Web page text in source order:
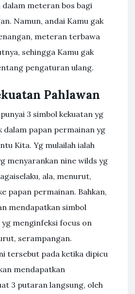
dalam meteran bos bagi
Namun, andai Kamu gak
meteran terbawa
sehingga Kamu gak
pengaturan ulang.
Pahlawan
3 simbol kekuatan yg
dalam papan permainan yg
Kita. Yg mulailah ialah
menyarankan nine wilds yg
ala, menurut,
papan permainan. Bahkan,
mendapatkan simbol
yg menginfeksi focus on
serampangan.
tersebut pada ketika dipicu
mendapatkan
3 putaran langsung, oleh